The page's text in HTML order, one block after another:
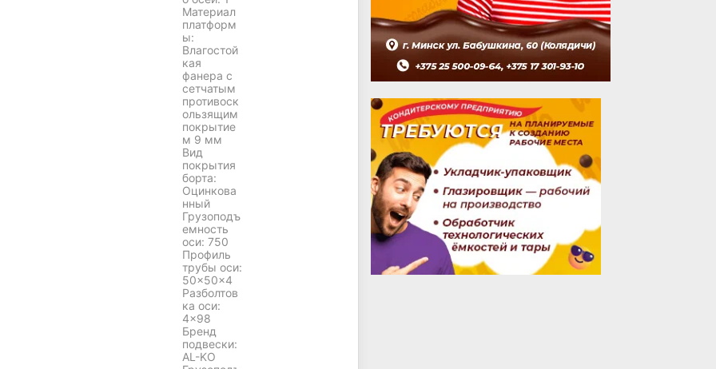
Материал
платформ
ы:
Влагостой
кая
фанера с
сетчатым
противоск
ользящим
покрытие
м 9 мм
Вид
покрытия
борта:
Оцинкова
нный
Грузоподъ
емность
оси: 750
Профиль
трубы оси:
50×50×4
Разболтов
ка оси:
4×98
Бренд
подвески:
AL-KO